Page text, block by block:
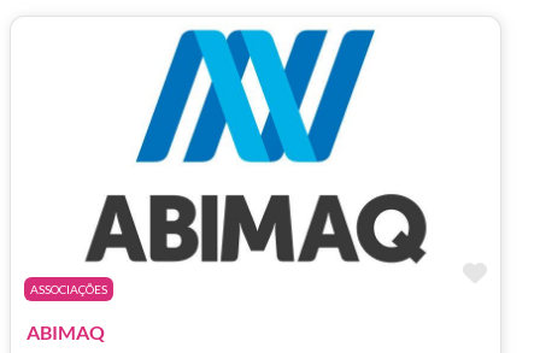
ASSOCIAÇÕES
ABIMAQ